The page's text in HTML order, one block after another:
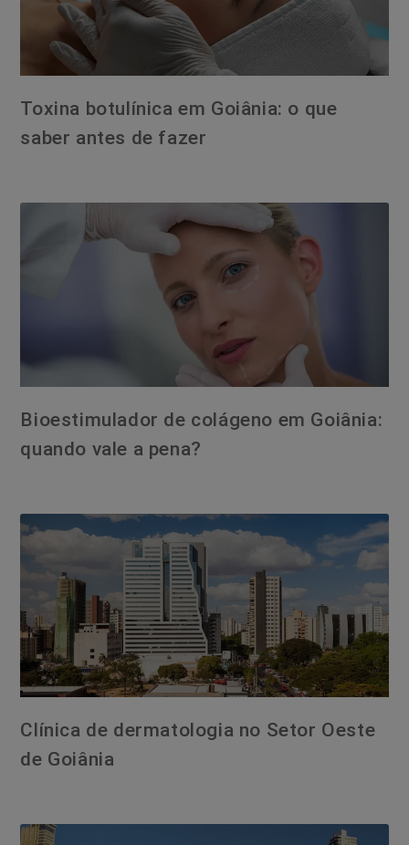
Toxina botulínica em Goiânia: o que
saber antes de fazer
Bioestimulador de colágeno em Goiânia:
quando vale a pena?
Clínica de dermatologia no Setor Oeste
de Goiânia